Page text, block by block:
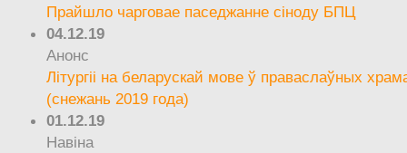
Прайшло чарговае паседжанне сіноду БПЦ
04.12.19
Анонс
Літургіі на беларускай мове ў праваслаўных
(снежань 2019 года)
01.12.19
Навіна